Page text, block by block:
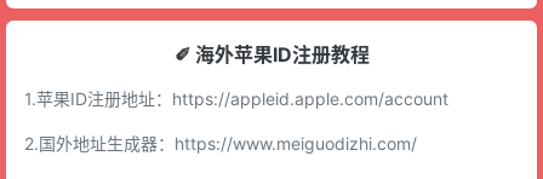
✐ 海外苹果ID注册教程
1.苹果ID注册地址： https://appleid.apple.com/account
2.国外地址生成器： https://www.meiguodizhi.com/